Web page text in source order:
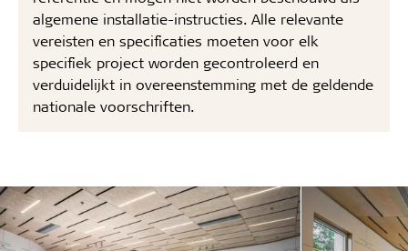
algemene installatie-instructies. Alle relevante
vereisten en specificaties moeten voor elk
specifiek project worden gecontroleerd en
verduidelijkt in overeenstemming met de geldende
nationale voorschriften.